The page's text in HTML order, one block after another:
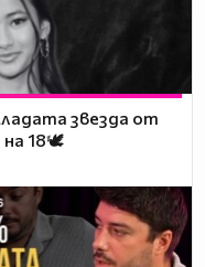
звезда от
на 18🕊️